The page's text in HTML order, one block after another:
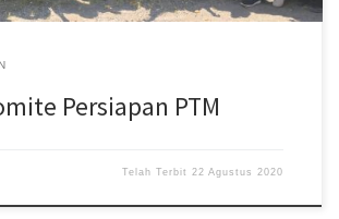
Persiapan PTM
Telah Terbit 22 Agustus 2020